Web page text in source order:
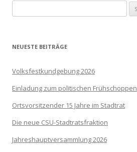
nach:
NEUESTE BEITRÄGE
Volksfestkundgebung 2026
Einladung zum politischen Frühschoppen
Ortsvorsitzender 15 Jahre im Stadtrat
Die neue CSU-Stadtratsfraktion
Jahreshauptversammlung 2026